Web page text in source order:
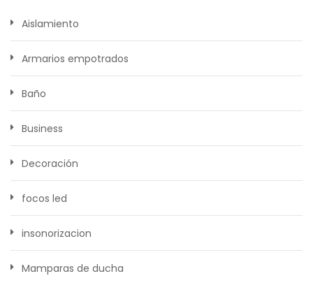
Aislamiento
Armarios empotrados
Baño
Business
Decoración
focos led
insonorizacion
Mamparas de ducha